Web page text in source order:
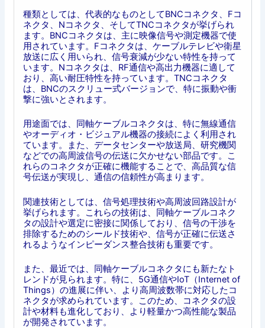
種類としては、代表的なものとしてBNCコネクタ、Fコ
ネクタ、Nコネクタ、そしてTNCコネクタが挙げられ
ます。BNCコネクタは、主に映像信号や測定機器で使
用されています。Fコネクタは、ケーブルテレビや衛星
放送に広く用いられ、信号衰減が少ない特性を持って
います。Nコネクタは、RF通信や高出力機器に適して
おり、高い耐圧特性を持っています。TNCコネクタ
は、BNCのスクリュー式バージョンで、特に振動や衝
撃に強いとされます。
用途面では、同軸ケーブルコネクタは、特に無線通信
やオーディオ・ビジュアル機器の接続によく利用され
ています。また、データセンターや放送局、研究機関
などでの高周波信号の伝送に欠かせない部品です。こ
れらのコネクタが正確に機能することで、高品質な信
号伝送が実現し、通信の信頼性が高まります。
関連技術としては、信号処理技術や高周波回路設計が
挙げられます。これらの技術は、同軸ケーブルコネク
タの設計や選定に密接に関係しており、信号の干渉を
排除するためのシールド技術や、信号が正確に伝送さ
れるようなインピーダンス整合技術も重要です。
また、最近では、同軸ケーブルコネクタにも新たなト
レンドが見られます。特に、5G通信やIoT（Internet of
Things）の進展に伴い、より高周波数帯に対応したコ
ネクタが求められています。このため、コネクタの設
計や材料も進化しており、より軽量かつ高性能な製品
が開発されています。